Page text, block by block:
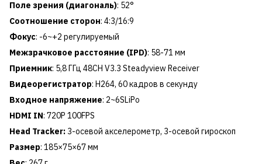
Поле зрения (диагональ): 52°
Соотношение сторон: 4:3/16:9
Фокус: -6~+2 регулируемый
Межзрачковое расстояние (IPD): 58-71 мм
Приемник: 5,8 ГГц 48CH V3.3 Steadyview Receiver
Видеорегистратор: H264, 60 кадров в секунду
Входное напряжение: 2~6SLiPo
HDMI IN: 720P 100FPS
Head Tracker: 3-осевой акселерометр, 3-осевой гироскоп
Размер: 185×75×67 мм